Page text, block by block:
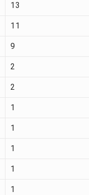
13
11
9
2
2
1
1
1
1
1